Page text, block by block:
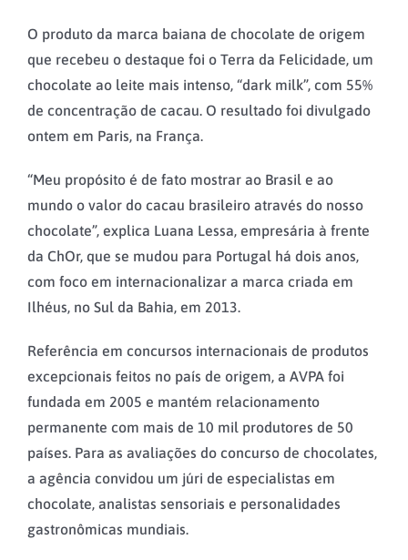
O produto da marca baiana de chocolate de origem
que recebeu o destaque foi o Terra da Felicidade, um
chocolate ao leite mais intenso, “dark milk”, com 55%
de concentração de cacau. O resultado foi divulgado
ontem em Paris, na França.
“Meu propósito é de fato mostrar ao Brasil e ao
mundo o valor do cacau brasileiro através do nosso
chocolate”, explica Luana Lessa, empresária à frente
da ChOr, que se mudou para Portugal há dois anos,
com foco em internacionalizar a marca criada em
Ilhéus, no Sul da Bahia, em 2013.
Referência em concursos internacionais de produtos
excepcionais feitos no país de origem, a AVPA foi
fundada em 2005 e mantém relacionamento
permanente com mais de 10 mil produtores de 50
países. Para as avaliações do concurso de chocolates,
a agência convidou um júri de especialistas em
chocolate, analistas sensoriais e personalidades
gastronômicas mundiais.